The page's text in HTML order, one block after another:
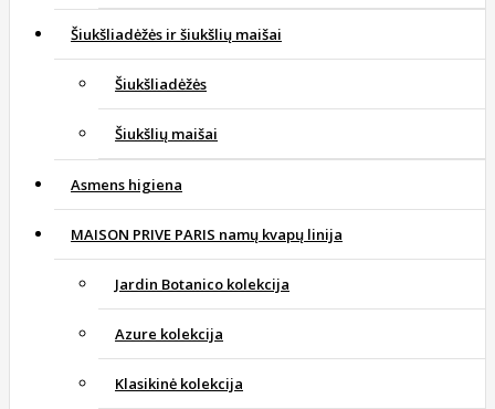
Šiukšliadėžės ir šiukšlių maišai
Šiukšliadėžės
Šiukšlių maišai
Asmens higiena
MAISON PRIVE PARIS namų kvapų linija
Jardin Botanico kolekcija
Azure kolekcija
Klasikinė kolekcija